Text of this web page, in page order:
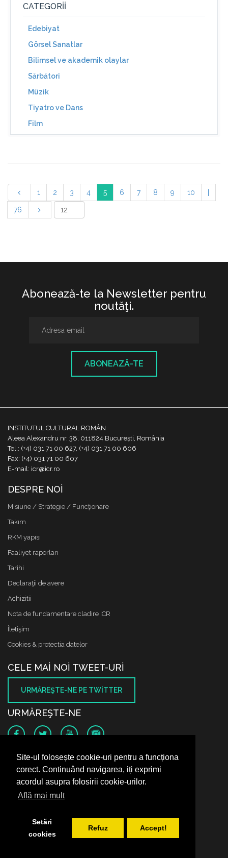
Site-ul folosește cookie-uri pentru a funcționa
corect. Continuând navigarea, iți exprimi
acordul asupra folosirii cookie-urilor.
Află mai mult
Setări
cookies
Refuz Accept!
CATEGORII
Edebiyat
Görsel Sanatlar
Bilimsel ve akademik olaylar
Sărbători
Müzik
Tiyatro ve Dans
Film
1 2 3 4 5 6 7 8 9 10
76
Abonează-te la Newsletter pentru
noutăţi.
ABONEAZĂ-TE
INSTITUTUL CULTURAL ROMÂN
Aleea Alexandru nr. 38, 011824 București, România
Tel.: (+4) 031 71 00 627, (+4) 031 71 00 606
Fax: (+4) 031 71 00 607
E-mail: icr@icr.ro
DESPRE NOI
Misiune / Strategie / Funcţionare
Takım
RKM yapısı
Faaliyet raporları
Tarihi
Declaraţii de avere
Achizitii
Nota de fundamentare cladire ICR
İletişim
Cookies & protectia datelor
CELE MAI NOI TWEET-URI
URMĂREŞTE-NE PE TWITTER
URMĂREŞTE-NE
SUNTEM PE FACEBOOK